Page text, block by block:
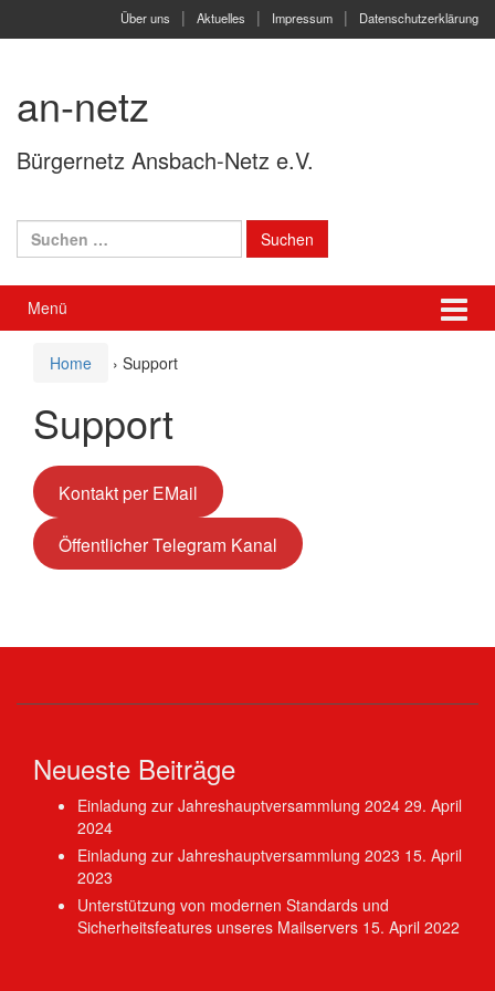
Über uns Aktuelles Impressum Datenschutzerklärung
an-netz
Bürgernetz Ansbach-Netz e.V.
Suchen
nach:
Menü
Home › Support
Support
Kontakt per EMail
Öffentlicher Telegram Kanal
Neueste Beiträge
Einladung zur Jahreshauptversammlung 2024 29. April
2024
Einladung zur Jahreshauptversammlung 2023 15. April
2023
Unterstützung von modernen Standards und
Sicherheitsfeatures unseres Mailservers 15. April 2022